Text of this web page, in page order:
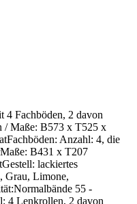
4 Fachböden, 2 davon
/ Maße: B573 x T525 x
Anzahl: 4, die
B431 x T207
lackiertes
Grau, Limone,
55 -
4 Lenkrollen, 2 davon